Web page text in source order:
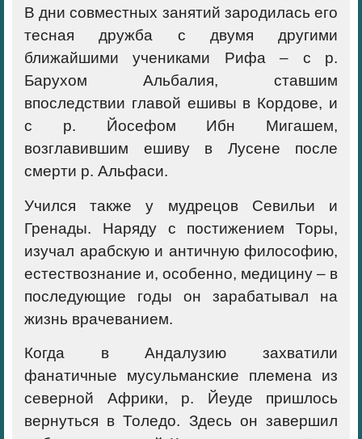
В дни совместных занятий зародилась его
тесная дружба с двумя другими
ближайшими учениками Рифа – с р.
Барухом Альбалия, ставшим
впоследствии главой ешивы в Кордове, и
с р. Йосефом Ибн Мигашем,
возглавившим ешиву в Лусене после
смерти р. Альфаси.
Учился также у мудрецов Севильи и
Гренады. Наряду с постижением Торы,
изучал арабскую и античную философию,
естествознание и, особенно, медицину – в
последующие годы он зарабатывал на
жизнь врачеванием.
Когда в Андалузию захватили
фанатичные мусульманские племена из
северной Африки, р. Йеуде пришлось
вернуться в Толедо. Здесь он завершил